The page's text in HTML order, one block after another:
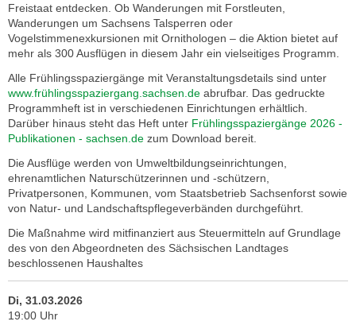
Freistaat entdecken. Ob Wanderungen mit Forstleuten,
Wanderungen um Sachsens Talsperren oder
Vogelstimmenexkursionen mit Ornithologen – die Aktion bietet auf
mehr als 300 Ausflügen in diesem Jahr ein vielseitiges Programm.
Alle Frühlingsspaziergänge mit Veranstaltungsdetails sind unter
www.frühlingsspaziergang.sachsen.de abrufbar. Das gedruckte
Programmheft ist in verschiedenen Einrichtungen erhältlich.
Darüber hinaus steht das Heft unter Frühlingsspaziergänge 2026 -
Publikationen - sachsen.de zum Download bereit.
Die Ausflüge werden von Umweltbildungseinrichtungen,
ehrenamtlichen Naturschützerinnen und -schützern,
Privatpersonen, Kommunen, vom Staatsbetrieb Sachsenforst sowie
von Natur- und Landschaftspflegeverbänden durchgeführt.
Die Maßnahme wird mitfinanziert aus Steuermitteln auf Grundlage
des von den Abgeordneten des Sächsischen Landtages
beschlossenen Haushaltes
Di, 31.03.2026
19:00 Uhr